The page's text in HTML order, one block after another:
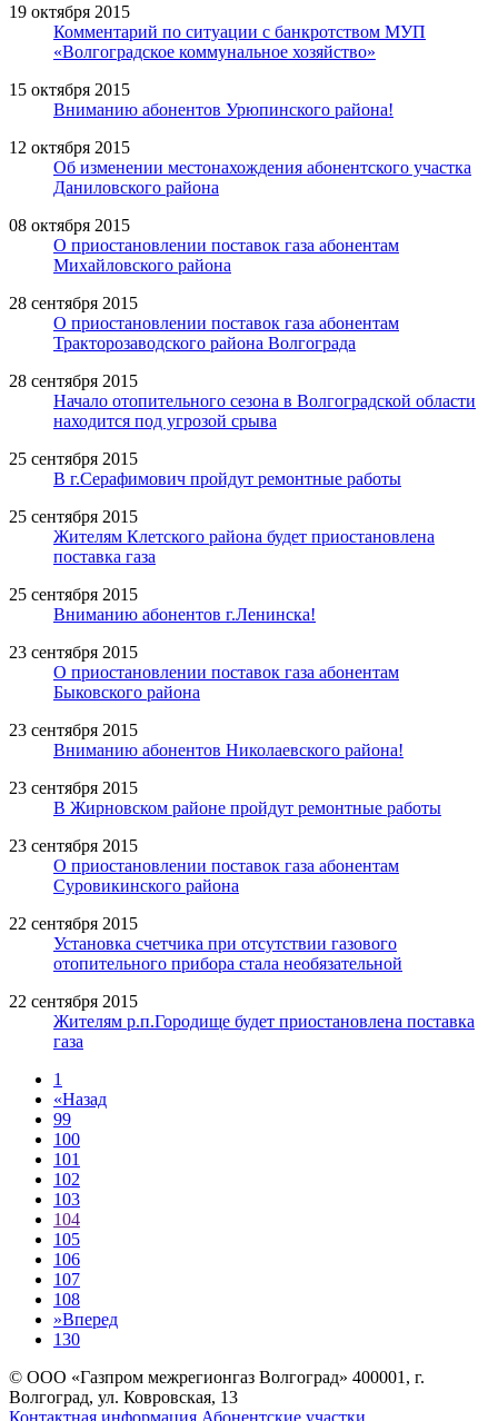
19 октября 2015
Комментарий по ситуации с банкротством МУП
«Волгоградское коммунальное хозяйство»
15 октября 2015
Вниманию абонентов Урюпинского района!
12 октября 2015
Об изменении местонахождения абонентского участка
Даниловского района
08 октября 2015
О приостановлении поставок газа абонентам
Михайловского района
28 сентября 2015
О приостановлении поставок газа абонентам
Тракторозаводского района Волгограда
28 сентября 2015
Начало отопительного сезона в Волгоградской области
находится под угрозой срыва
25 сентября 2015
В г.Серафимович пройдут ремонтные работы
25 сентября 2015
Жителям Клетского района будет приостановлена
поставка газа
25 сентября 2015
Вниманию абонентов г.Ленинска!
23 сентября 2015
О приостановлении поставок газа абонентам
Быковского района
23 сентября 2015
Вниманию абонентов Николаевского района!
23 сентября 2015
В Жирновском районе пройдут ремонтные работы
23 сентября 2015
О приостановлении поставок газа абонентам
Суровикинского района
22 сентября 2015
Установка счетчика при отсутствии газового
отопительного прибора стала необязательной
22 сентября 2015
Жителям р.п.Городище будет приостановлена поставка
газа
1
«Назад
99
100
101
102
103
104
105
106
107
108
»Вперед
130
© ООО «Газпром межрегионгаз Волгоград» 400001, г.
Волгоград, ул. Ковровская, 13
Контактная информация Абонентские участки